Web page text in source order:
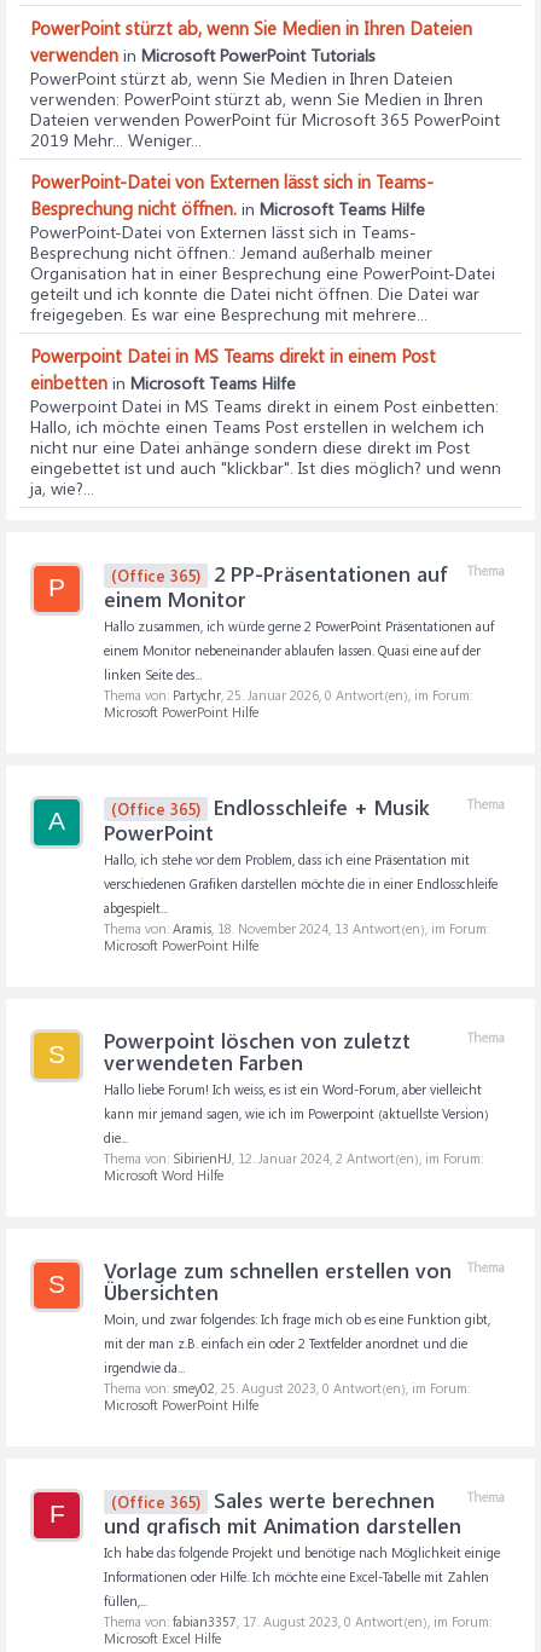
PowerPoint stürzt ab, wenn Sie Medien in Ihren Dateien
verwenden in Microsoft PowerPoint Tutorials
PowerPoint stürzt ab, wenn Sie Medien in Ihren Dateien
verwenden: PowerPoint stürzt ab, wenn Sie Medien in Ihren
Dateien verwenden PowerPoint für Microsoft 365 PowerPoint
2019 Mehr... Weniger...
PowerPoint-Datei von Externen lässt sich in Teams-
Besprechung nicht öffnen. in Microsoft Teams Hilfe
PowerPoint-Datei von Externen lässt sich in Teams-
Besprechung nicht öffnen.: Jemand außerhalb meiner
Organisation hat in einer Besprechung eine PowerPoint-Datei
geteilt und ich konnte die Datei nicht öffnen. Die Datei war
freigegeben. Es war eine Besprechung mit mehrere...
Powerpoint Datei in MS Teams direkt in einem Post
einbetten in Microsoft Teams Hilfe
Powerpoint Datei in MS Teams direkt in einem Post einbetten:
Hallo, ich möchte einen Teams Post erstellen in welchem ich
nicht nur eine Datei anhänge sondern diese direkt im Post
eingebettet ist und auch "klickbar". Ist dies möglich? und wenn
ja, wie?...
P
Thema
(Office 365)
2 PP-Präsentationen auf
einem Monitor
Hallo zusammen, ich würde gerne 2 PowerPoint Präsentationen auf
einem Monitor nebeneinander ablaufen lassen. Quasi eine auf der
linken Seite des...
Thema von: Partychr, 25. Januar 2026, 0 Antwort(en), im Forum:
Microsoft PowerPoint Hilfe
A
Thema
(Office 365)
Endlosschleife + Musik
PowerPoint
Hallo, ich stehe vor dem Problem, dass ich eine Präsentation mit
verschiedenen Grafiken darstellen möchte die in einer Endlosschleife
abgespielt...
Thema von: Aramis, 18. November 2024, 13 Antwort(en), im Forum:
Microsoft PowerPoint Hilfe
S
Thema
Powerpoint löschen von zuletzt
verwendeten Farben
Hallo liebe Forum! Ich weiss, es ist ein Word-Forum, aber vielleicht
kann mir jemand sagen, wie ich im Powerpoint (aktuellste Version)
die...
Thema von: SibirienHJ, 12. Januar 2024, 2 Antwort(en), im Forum:
Microsoft Word Hilfe
S
Thema
Vorlage zum schnellen erstellen von
Übersichten
Moin, und zwar folgendes: Ich frage mich ob es eine Funktion gibt,
mit der man z.B. einfach ein oder 2 Textfelder anordnet und die
irgendwie da...
Thema von: smey02, 25. August 2023, 0 Antwort(en), im Forum:
Microsoft PowerPoint Hilfe
F
Thema
(Office 365)
Sales werte berechnen
und grafisch mit Animation darstellen
Ich habe das folgende Projekt und benötige nach Möglichkeit einige
Informationen oder Hilfe. Ich möchte eine Excel-Tabelle mit Zahlen
füllen,...
Thema von: fabian3357, 17. August 2023, 0 Antwort(en), im Forum:
Microsoft Excel Hilfe